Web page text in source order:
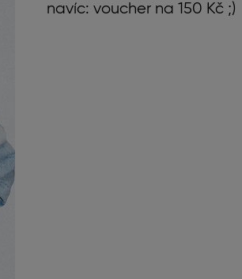
navíc: voucher na 150 Kč ;)